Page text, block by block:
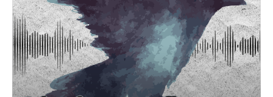
Insta: @kraehengefluester_podcast
Youtube: @Kraehengefluester_Podcast
Spotify Playlist: Krähengeflüster Playlist
Music by Maksym Dudchyk from Pixabay